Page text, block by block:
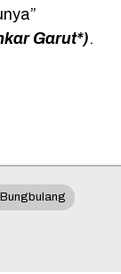
Garut*).